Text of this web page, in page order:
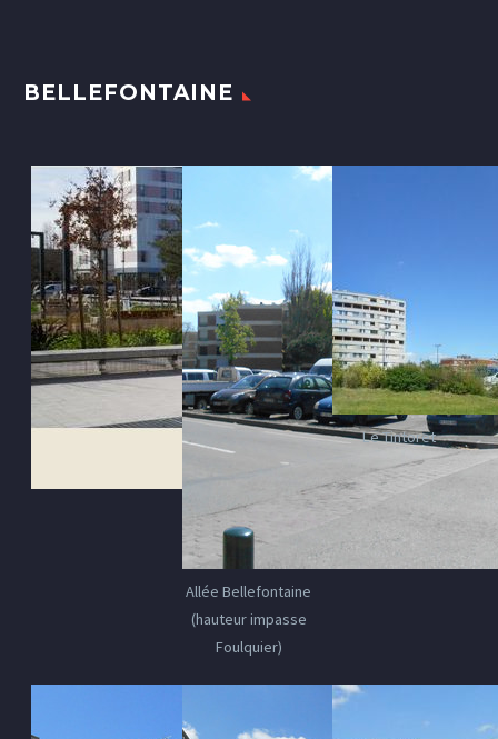
BELLEFONTAINE
Allée Bellefontaine
(hauteur impasse
Foulquier)
Le Tintoret